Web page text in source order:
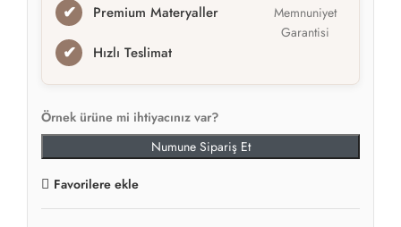
✔ Premium Materyaller
✔ Hızlı Teslimat
Örnek ürüne mi ihtiyacınız var?
Numune Sipariş Et
Favorilere ekle